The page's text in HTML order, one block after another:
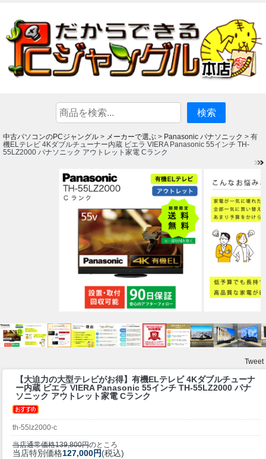
中古パソコンのPCジャングル > メーカーで選ぶ > Panasonic パナソニック > 有
機ELテレビ 4Kダブルチューナー内蔵 ビエラ VIERA Panasonic 55インチ TH-
55LZ2000 パナソニック アウトレット家電 Cランク
Tweet
【大迫力の大型テレビがお得】 有機ELテレビ 4Kダブルチューナ
ー内蔵 ビエラ VIERA Panasonic 55インチ TH-55LZ2000 パナ
ソニック アウトレット家電 Cランク
th-55lz2000-c
当店通常価格139,800円のところ
当店特別価格127,000円(税込)